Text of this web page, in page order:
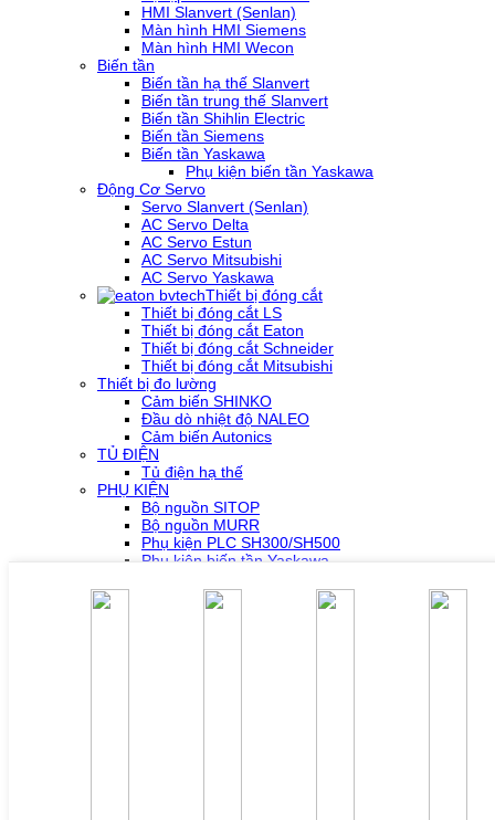
HMI Slanvert (Senlan)
Màn hình HMI Siemens
Màn hình HMI Wecon
Biến tần
Biến tần hạ thế Slanvert
Biến tần trung thế Slanvert
Biến tần Shihlin Electric
Biến tần Siemens
Biến tần Yaskawa
Phụ kiện biến tần Yaskawa
Động Cơ Servo
Servo Slanvert (Senlan)
AC Servo Delta
AC Servo Estun
AC Servo Mitsubishi
AC Servo Yaskawa
Thiết bị đóng cắt
Thiết bị đóng cắt LS
Thiết bị đóng cắt Eaton
Thiết bị đóng cắt Schneider
Thiết bị đóng cắt Mitsubishi
Thiết bị đo lường
Cảm biến SHINKO
Đầu dò nhiệt độ NALEO
Cảm biến Autonics
TỦ ĐIỆN
Tủ điện hạ thế
PHỤ KIỆN
Bộ nguồn SITOP
Bộ nguồn MURR
Phụ kiện PLC SH300/SH500
Phụ kiện biến tần Yaskawa
Phụ kiện Servo Sigma 7
HỖ TRỢ KỸ THUẬT